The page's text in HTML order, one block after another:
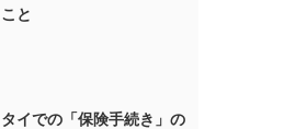
こと
タイでの「保険手続き」の